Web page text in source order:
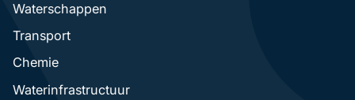
Waterschappen
Transport
Chemie
Waterinfrastructuur